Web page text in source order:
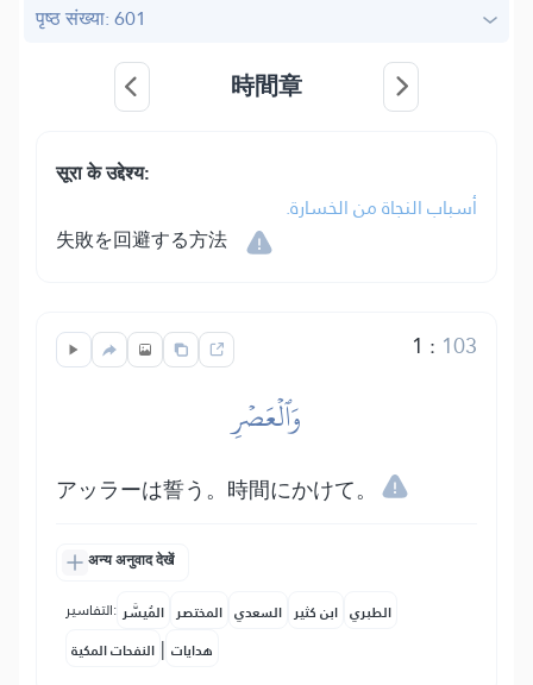
पृष्ठ संख्या: 601
時間章
सूरा के उद्देश्य:
أسباب النجاة من الخسارة.
失敗を回避する方法
1 : 103
وَٱلۡعَصۡرِ
アッラーは誓う。時間にかけて。
अन्य अनुवाद देखें
التفاسير: المُيسَّر المختصر السعدي ابن كثير الطبري
النفحات المكية | هدايات